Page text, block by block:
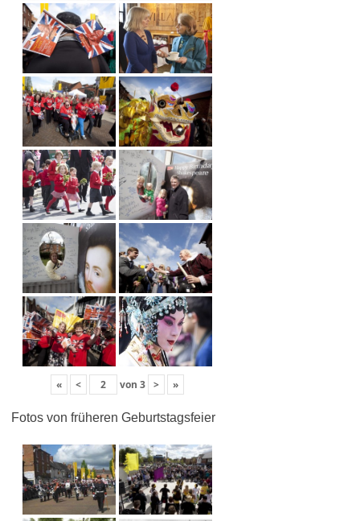
« < von 3 > »
Fotos von früheren Geburtstagsfeier